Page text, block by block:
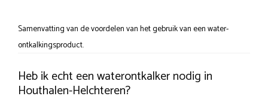
Samenvatting van de voordelen van het gebruik van een water-
ontkalkingsproduct.
Heb ik echt een waterontkalker nodig in
Houthalen-Helchteren?